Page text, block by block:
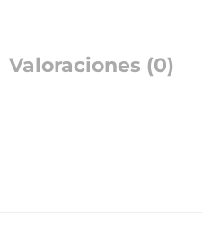
Valoraciones (0)